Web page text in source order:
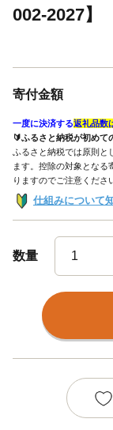
002-2027】
寄付金額
一度に決済する返礼品数
🔰ふるさと納税が初めて
ふるさと納税では原則と
ます。控除の対象となる
りますのでご注意くださ
仕組みについて
数量